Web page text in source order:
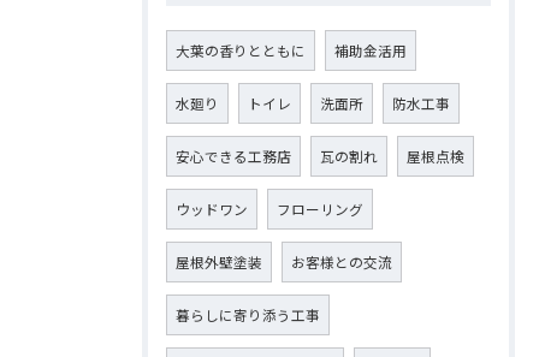
大葉の香りとともに 補助金活用
水廻り トイレ 洗面所 防水工事
安心できる工務店 瓦の割れ 屋根点検
ウッドワン フローリング
屋根外壁塗装 お客様との交流
暮らしに寄り添う工事